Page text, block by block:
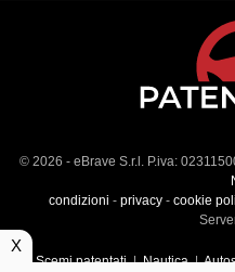
© 2026 - eBrave S.r.l. P.iva:
condizioni - privacy- cookie
Scemi patentati|Nautica|
X